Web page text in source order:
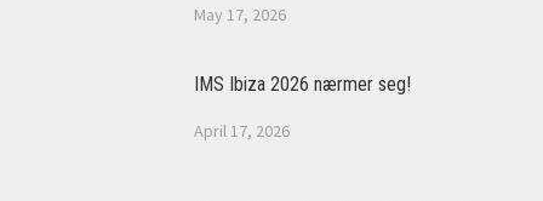
May 17, 2026
IMS Ibiza 2026 nærmer seg!
April 17, 2026